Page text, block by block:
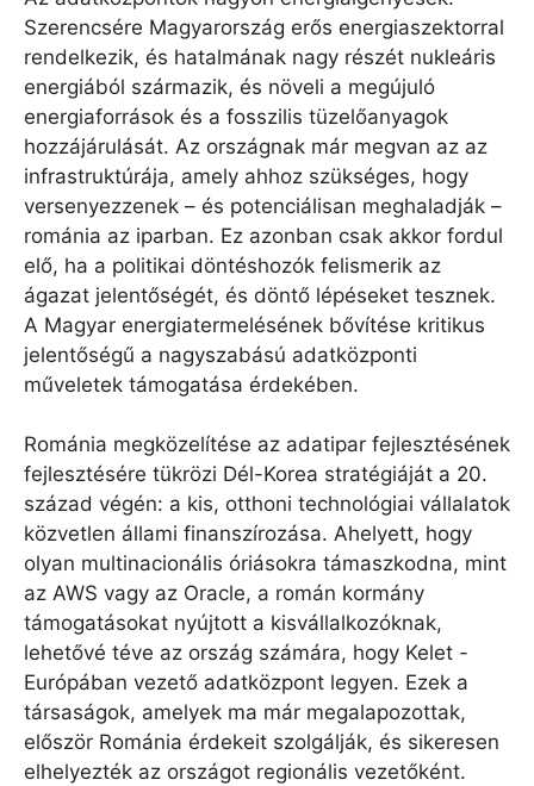
Szerencsére Magyarország erős energiaszektorral
rendelkezik, és hatalmának nagy részét nukleáris
energiából származik, és növeli a megújuló
energiaforrások és a fosszilis tüzelőanyagok
hozzájárulását. Az országnak már megvan az az
infrastruktúrája, amely ahhoz szükséges, hogy
versenyezzenek – és potenciálisan meghaladják –
románia az iparban. Ez azonban csak akkor fordul
elő, ha a politikai döntéshozók felismerik az
ágazat jelentőségét, és döntő lépéseket tesznek.
A Magyar energiatermelésének bővítése kritikus
jelentőségű a nagyszabású adatközponti
műveletek támogatása érdekében.
Románia megközelítése az adatipar fejlesztésének
fejlesztésére tükrözi Dél-Korea stratégiáját a 20.
század végén: a kis, otthoni technológiai vállalatok
közvetlen állami finanszírozása. Ahelyett, hogy
olyan multinacionális óriásokra támaszkodna, mint
az AWS vagy az Oracle, a román kormány
támogatásokat nyújtott a kisvállalkozóknak,
lehetővé téve az ország számára, hogy Kelet -
Európában vezető adatközpont legyen. Ezek a
társaságok, amelyek ma már megalapozottak,
először Románia érdekeit szolgálják, és sikeresen
elhelyezték az országot regionális vezetőként.